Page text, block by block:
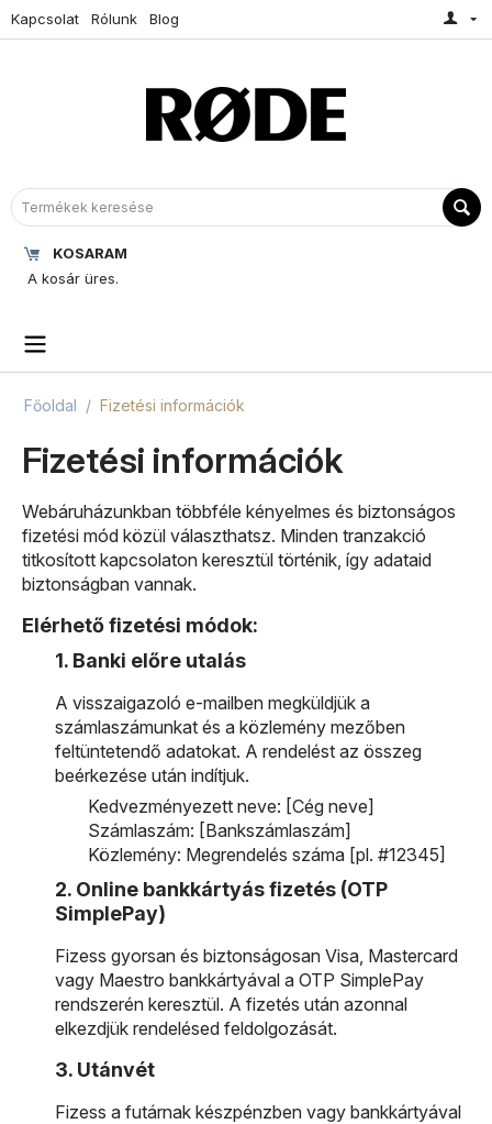
Kapcsolat Rólunk Blog
KOSARAM
A kosár üres.
Főoldal / Fizetési információk
Fizetési információk
Webáruházunkban többféle kényelmes és biztonságos
fizetési mód közül választhatsz. Minden tranzakció
titkosított kapcsolaton keresztül történik, így adataid
biztonságban vannak.
Elérhető fizetési módok:
1. Banki előre utalás
A visszaigazoló e-mailben megküldjük a
számlaszámunkat és a közlemény mezőben
feltüntetendő adatokat. A rendelést az összeg
beérkezése után indítjuk.
Kedvezményezett neve: [Cég neve]
Számlaszám: [Bankszámlaszám]
Közlemény: Megrendelés száma [pl. #12345]
2. Online bankkártyás fizetés (OTP
SimplePay)
Fizess gyorsan és biztonságosan Visa, Mastercard
vagy Maestro bankkártyával a OTP SimplePay
rendszerén keresztül. A fizetés után azonnal
elkezdjük rendelésed feldolgozását.
3. Utánvét
Fizess a futárnak készpénzben vagy bankkártyával